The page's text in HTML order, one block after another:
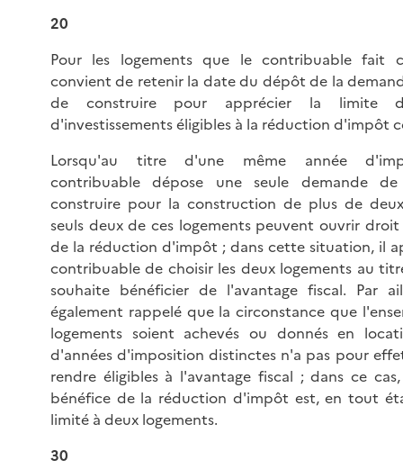
20
Pour les logements que le contribuable fait
convient de retenir la date du dépôt de la
de construire pour apprécier la limite
d'investissements éligibles à la réduction d'impôt
Lorsqu'au titre d'une même année
contribuable dépose une seule demande
construire pour la construction de plus de
seuls deux de ces logements peuvent ouvrir
de la réduction d'impôt ; dans cette situation, il
contribuable de choisir les deux logements au
souhaite bénéficier de l'avantage fiscal. Par
également rappelé que la circonstance que
logements soient achevés ou donnés en
d'années d'imposition distinctes n'a pas pour
rendre éligibles à l'avantage fiscal ; dans ce
bénéfice de la réduction d'impôt est, en tout
limité à deux logements.
30